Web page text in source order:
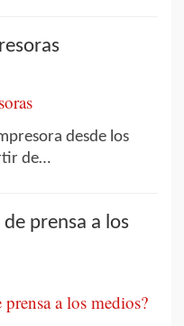
desde los
de…
prensa a los